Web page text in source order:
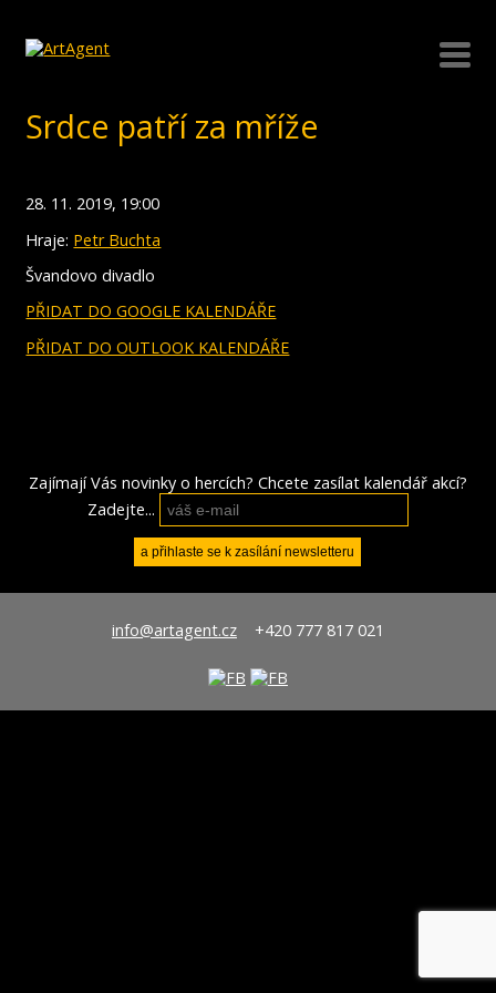
Srdce patří za mříže
28. 11. 2019, 19:00
Hraje: Petr Buchta
Švandovo divadlo
PŘIDAT DO GOOGLE KALENDÁŘE
PŘIDAT DO OUTLOOK KALENDÁŘE
Zajímají Vás novinky o hercích? Chcete zasílat kalendář akcí?
Zadejte...
info@artagent.cz+420 777 817 021